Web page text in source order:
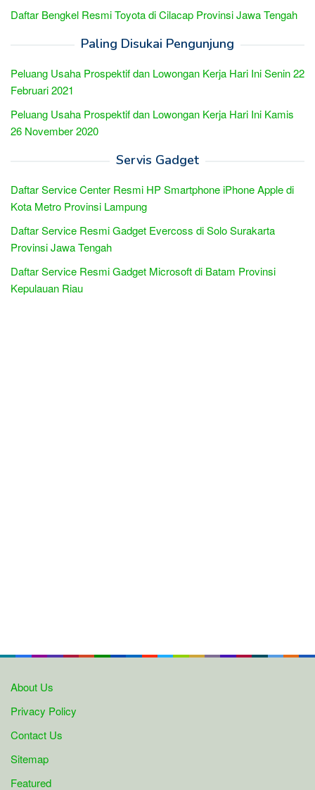
Daftar Bengkel Resmi Toyota di Cilacap Provinsi Jawa Tengah
Paling Disukai Pengunjung
Peluang Usaha Prospektif dan Lowongan Kerja Hari Ini Senin 22
Februari 2021
Peluang Usaha Prospektif dan Lowongan Kerja Hari Ini Kamis
26 November 2020
Servis Gadget
Daftar Service Center Resmi HP Smartphone iPhone Apple di
Kota Metro Provinsi Lampung
Daftar Service Resmi Gadget Evercoss di Solo Surakarta
Provinsi Jawa Tengah
Daftar Service Resmi Gadget Microsoft di Batam Provinsi
Kepulauan Riau
About Us
Privacy Policy
Contact Us
Sitemap
Featured